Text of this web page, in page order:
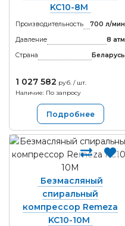
KC10-8M
Производительность
700 л/мин
Давление
8 атм
Страна
Беларусь
1 027 582 руб. / шт.
Наличие: По запросу
Подробнее
Безмасляный
спиральный
компрессор Remeza
KC10-10M